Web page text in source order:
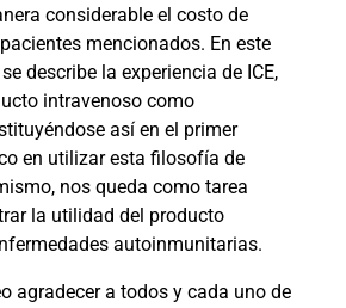
considerable el costo de
mencionados. En este
describe la experiencia de ICE,
intravenoso como
así en el primer
en utilizar esta filosofía de
nos queda como tarea
la utilidad del producto
autoinmunitarias.
agradecer a todos y cada uno de